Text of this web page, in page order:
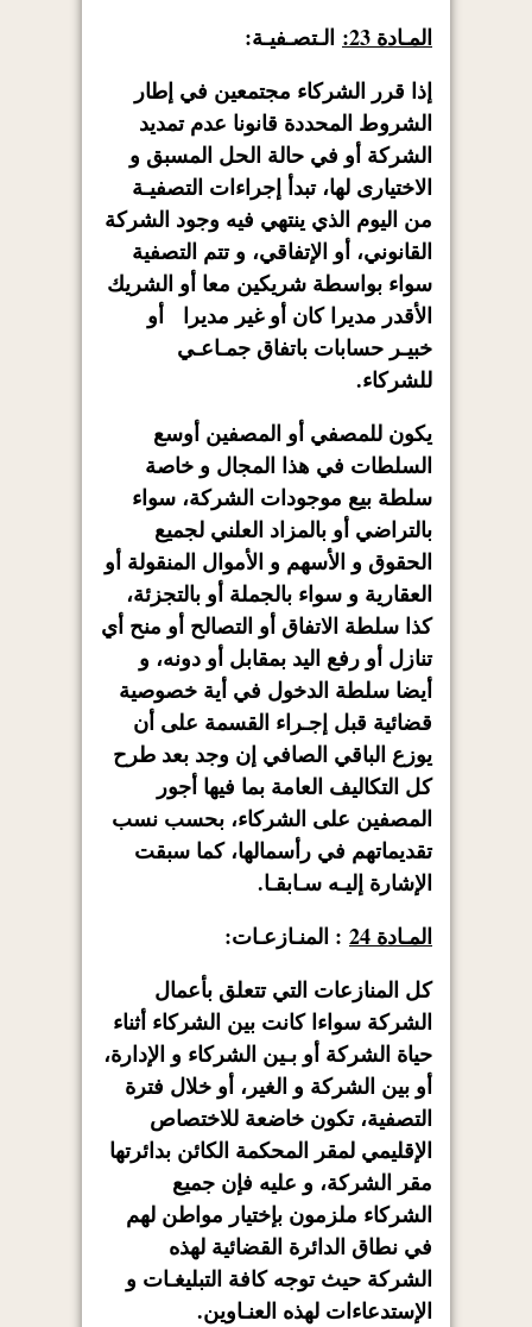
المـادة 23:
الـتصـفيـة:
إذا قرر الشركاء مجتمعين في إطار
الشروط المحددة قانونا عدم تمديد
الشركة أو في حالة الحل المسبق و
الاختيارى لها، تبدأ إجراءات التصفيـة
من اليوم الذي ينتهي فيه وجود الشركة
القانوني، أو الإتفاقي، و تتم التصفية
سواء بواسطة شريكين معا أو الشريك
الأقدر مديرا كان أو غير مديرا أو
خبيـر حسابات باتفاق جمـاعـي
للشركاء.
يكون للمصفي أو المصفين أوسع
السلطات في هذا المجال و خاصة
سلطة بيع موجودات الشركة، سواء
بالتراضي أو بالمزاد العلني لجميع
الحقوق و الأسهم و الأموال المنقولة أو
العقارية و سواء بالجملة أو بالتجزئة،
كذا سلطة الاتفاق أو التصالح أو منح أي
تنازل أو رفع اليد بمقابل أو دونه، و
أيضا سلطة الدخول في أية خصوصية
قضائية قبل إجـراء القسمة على أن
يوزع الباقي الصافي إن وجد بعد طرح
كل التكاليف العامة بما فيها أجور
المصفين على الشركاء، بحسب نسب
تقديماتهم في رأسمالها، كما سبقت
الإشارة إليـه سـابقـا.
المـادة 24
: المنـازعـات:
كل المنازعات التي تتعلق بأعمال
الشركة سواءا كانت بين الشركاء أثناء
حياة الشركة أو بـين الشركاء و الإدارة،
أو بين الشركة و الغير، أو خلال فترة
التصفية، تكون خاضعة للاختصاص
الإقليمي لمقر المحكمة الكائن بدائرتها
مقر الشركة، و عليه فإن جميع
الشركاء ملزمون بإختيار مواطن لهم
في نطاق الدائرة القضائية لهذه
الشركة حيث توجه كافة التبليغـات و
الإستدعاءات لهذه العنـاوين.